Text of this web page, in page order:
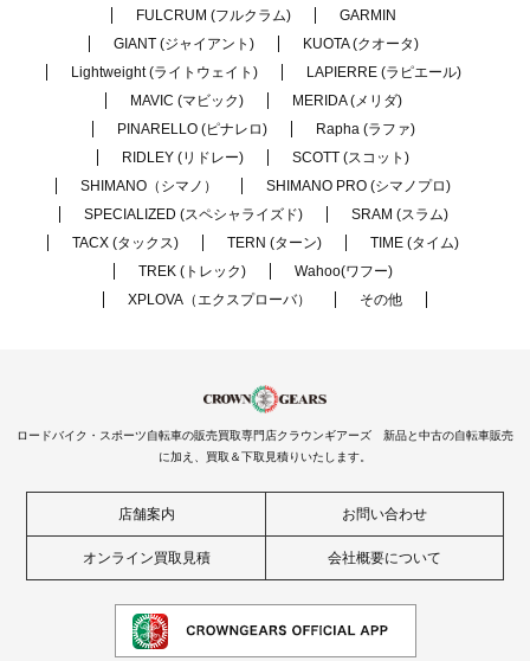
FULCRUM (フルクラム)
GARMIN
GIANT (ジャイアント)
KUOTA (クオータ)
Lightweight (ライトウェイト)
LAPIERRE (ラピエール)
MAVIC (マビック)
MERIDA (メリダ)
PINARELLO (ピナレロ)
Rapha (ラファ)
RIDLEY (リドレー)
SCOTT (スコット)
SHIMANO（シマノ）
SHIMANO PRO (シマノプロ)
SPECIALIZED (スペシャライズド)
SRAM (スラム)
TACX (タックス)
TERN (ターン)
TIME (タイム)
TREK (トレック)
Wahoo(ワフー)
XPLOVA（エクスプローバ）
その他
ロードバイク・スポーツ自転車の販売買取専門店クラウンギアーズ 新品と中古の自転車販売
に加え、買取＆下取見積りいたします。
店舗案内 お問い合わせ
オンライン買取見積 会社概要について